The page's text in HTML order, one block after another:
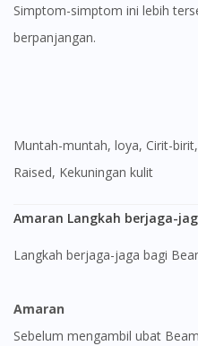
Simptom-simptom ini lebih
berpanjangan.
Muntah-muntah, loya, Cirit-birit, Ruam, kulit gatal, luka-luka kulit
Raised, Kekuningan kulit
Amaran Langkah berjaga-
Langkah berjaga-jaga bagi
Amaran
Sebelum mengambil ubat Beamoxy, sila rujuk nasihat doktor